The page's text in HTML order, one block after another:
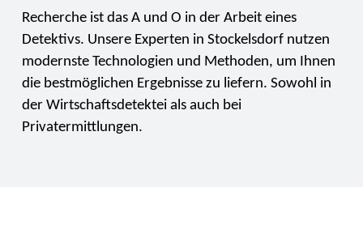
Recherche ist das A und O in der Arbeit eines
Detektivs. Unsere Experten in Stockelsdorf nutzen
modernste Technologien und Methoden, um Ihnen
die bestmöglichen Ergebnisse zu liefern. Sowohl in
der Wirtschaftsdetektei als auch bei
Privatermittlungen.